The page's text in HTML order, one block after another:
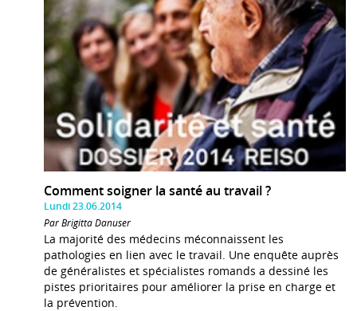
Comment soigner la santé au travail ?
Lundi 23.06.2014
Par Brigitta Danuser
La majorité des médecins méconnaissent les
pathologies en lien avec le travail. Une enquête auprès
de généralistes et spécialistes romands a dessiné les
pistes prioritaires pour améliorer la prise en charge et
la prévention.